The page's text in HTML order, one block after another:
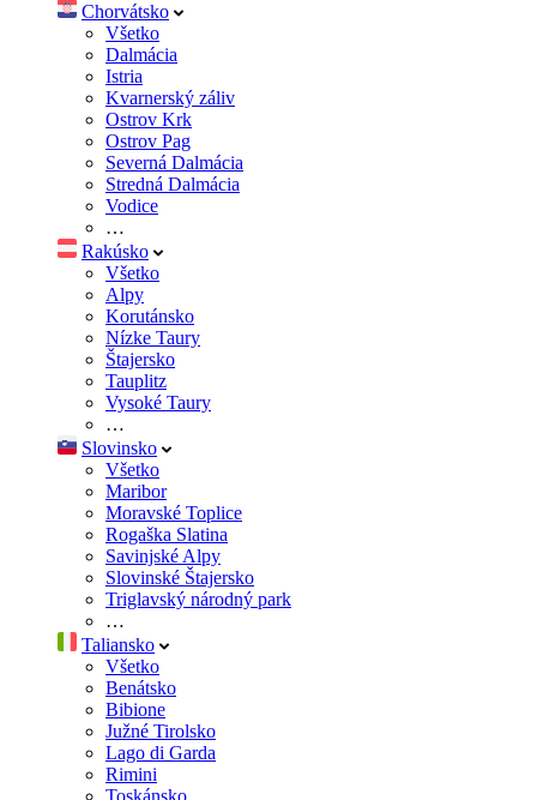
Chorvátsko
Všetko
Dalmácia
Istria
Kvarnerský záliv
Ostrov Krk
Ostrov Pag
Severná Dalmácia
Stredná Dalmácia
Vodice
…
Rakúsko
Všetko
Alpy
Korutánsko
Nízke Taury
Štajersko
Tauplitz
Vysoké Taury
…
Slovinsko
Všetko
Maribor
Moravské Toplice
Rogaška Slatina
Savinjské Alpy
Slovinské Štajersko
Triglavský národný park
…
Taliansko
Všetko
Benátsko
Bibione
Južné Tirolsko
Lago di Garda
Rimini